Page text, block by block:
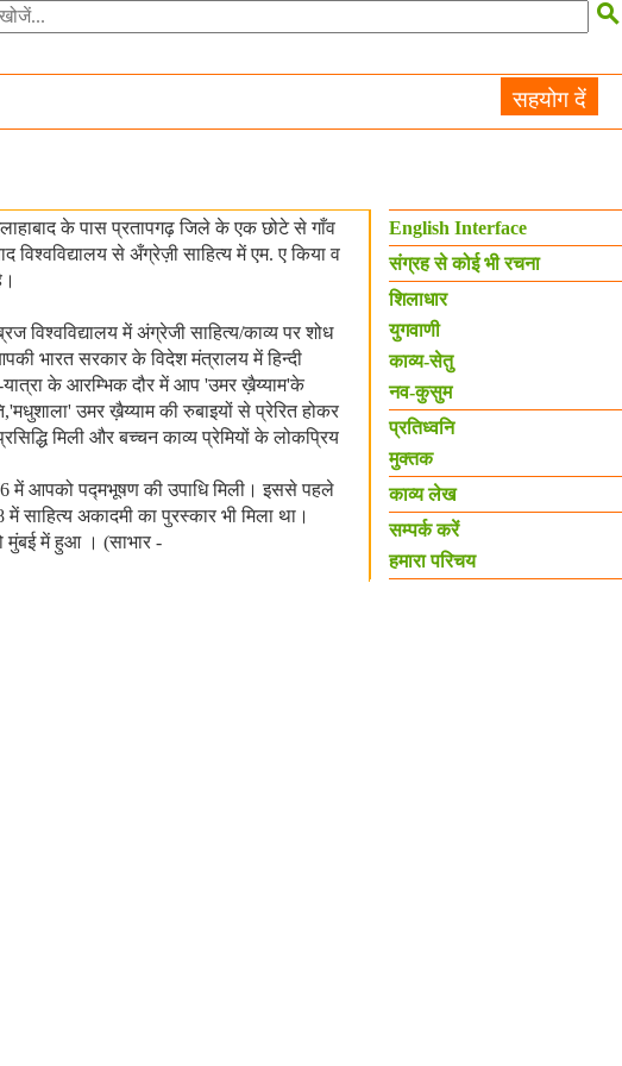

सहयोग दें
के पास प्रतापगढ़ जिले के एक छोटे से गाँव
विश्वविद्यालय से अँग्रेज़ी साहित्य में एम. ए किया व
विश्वविद्यालय में अंग्रेजी साहित्य/काव्य पर शोध
भारत सरकार के विदेश मंत्रालय में हिन्दी
यात्रा के आरम्भिक दौर में आप 'उमर ख़ैय्याम'के
उमर ख़ैय्याम की रुबाइयों से प्रेरित होकर
मिली और बच्चन काव्य प्रेमियों के लोकप्रिय
में आपको पद्मभूषण की उपाधि मिली। इससे पहले
अकादमी का पुरस्कार भी मिला था।
मुंबई में हुआ । (साभार -
English Interface
संग्रह से कोई भी रचना
शिलाधार
युगवाणी
काव्य-सेतु
नव-कुसुम
प्रतिध्वनि
मुक्तक
काव्य लेख
सम्पर्क करें
हमारा परिचय